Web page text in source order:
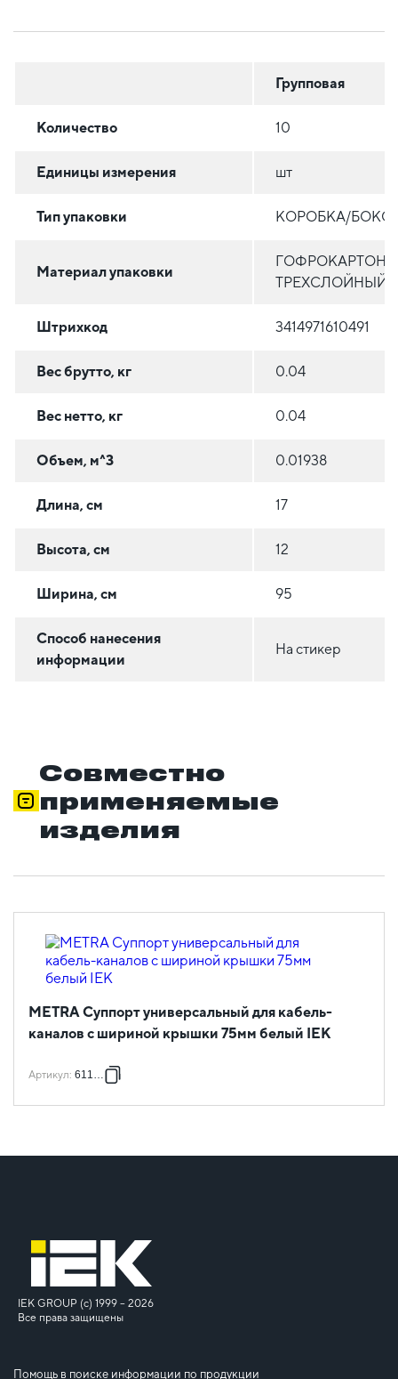
Групповая
Количество 10
Единицы измерения шт
Тип упаковки КОРОБКА/БОКС
Материал упаковки
ГОФРОКАРТОН
ТРЕХСЛОЙНЫЙ
Штрихкод 3414971610491
Вес брутто, кг 0.04
Вес нетто, кг 0.04
Объем, м^3 0.01938
Длина, см 17
Высота, см 12
Ширина, см 95
Способ нанесения
информации
На стикер
Совместно
применяемые
изделия
METRA Суппорт универсальный для кабель-
каналов с шириной крышки 75мм белый IEK
Артикул: 611788
IEK GROUP (c) 1999 – 2026
Все права защищены
Помощь в поиске информации по продукции